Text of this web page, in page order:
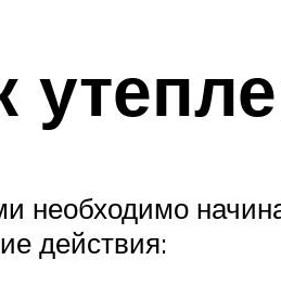
необходимо
действия: